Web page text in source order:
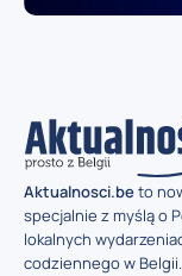
Aktualnosci.beto
specjalnie z myślą o
lokalnych
codziennego w Belgii.